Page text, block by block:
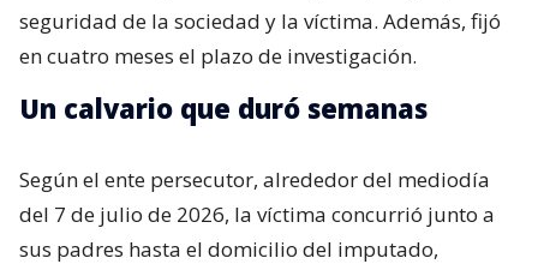
seguridad de la sociedad y la víctima. Además, fijó
en cuatro meses el plazo de investigación.
Un calvario que duró semanas
Según el ente persecutor, alrededor del mediodía
del 7 de julio de 2026, la víctima concurrió junto a
sus padres hasta el domicilio del imputado,